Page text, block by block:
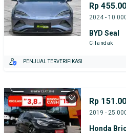
Rp
2024 -
BYD Seal
Cilandak
PENJUAL TERVERIFIKASI
Rp
2019 -
Honda